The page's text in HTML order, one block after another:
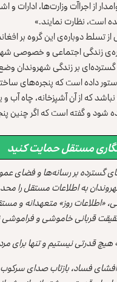
است، نظارت نمایند.»
تسلط دوباره‌ی این گروه بر
زندگی اجتماعی و خصوصی
بر زندگی شهروندان
داده است که پنجره‌های
که از آن آشپزخانه، چاه آب و
شود و گفته است که اگر چنین
مستقل حمایت کنید
گسترده بر رسانه‌ها و فضای
به اطلاعات مستقل را
«اطلاعات روز» متعهدانه و
قربانی خاموشی و
هیچ قدرتی نیستیم و تنها برای
فساد، بازتاب صدای